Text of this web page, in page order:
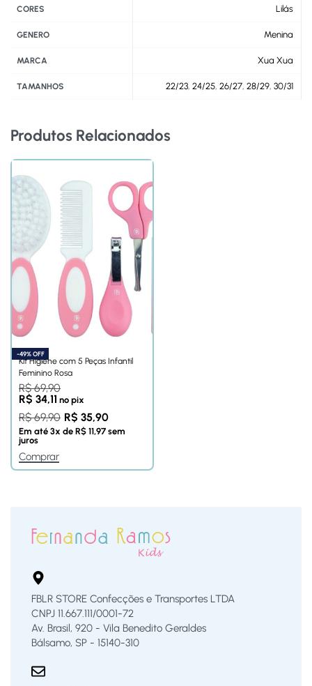
CORES Lilás
GENERO Menina
MARCA Xua Xua
TAMANHOS 22/23, 24/25, 26/27, 28/29, 30/31
Produtos Relacionados
-49% OFF
Kit Higiene com 5 Peças Infantil
Feminino Rosa
R$69,90
R$ 34,11 no pix
R$69,90 R$ 35,90
Em até 3x de R$ 11,97 sem
juros
Comprar
FBLR STORE Confecções e Transportes LTDA
CNPJ 11.667.111/0001-72
Av. Brasil, 920 - Vila Benedito Geraldes
Bálsamo, SP - 15140-310